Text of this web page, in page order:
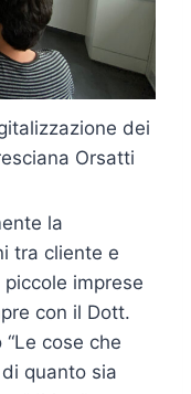
dei
Orsatti
la
tra cliente e
imprese
con il Dott.
cose che
quanto sia